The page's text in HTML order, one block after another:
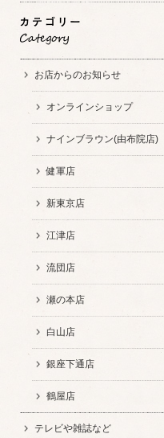
お店からのお知らせ
オンラインショップ
ナインブラウン(由布院店)
健軍店
新東京店
江津店
流団店
瀬の本店
白山店
銀座下通店
鶴屋店
テレビや雑誌など